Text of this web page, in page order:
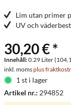
Lim utan primer
UV och
30,20 € *
Innehåll:0.29 Liter
inkl. momsplus
1 st i lager
Artikel nr.: 294852